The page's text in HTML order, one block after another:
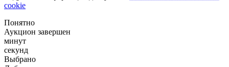
cookie
Понятно
Аукцион завершен
минут
секунд
Выбрано